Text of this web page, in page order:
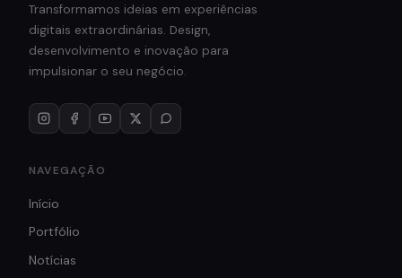
Transformamos ideias em experiências
digitais extraordinárias. Design,
desenvolvimento e inovação para
impulsionar o seu negócio.
NAVEGAÇÃO
Início
Portfólio
Notícias